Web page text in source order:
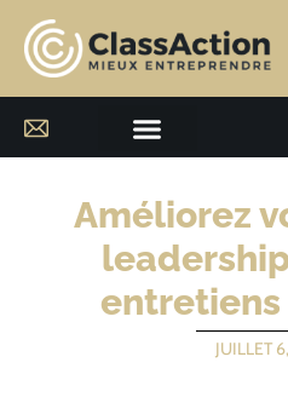
Améliorez
JUILLET